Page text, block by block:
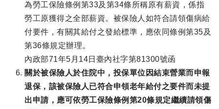
為勞工保險條例第33及第34條所稱原有薪資，係指
勞工原獲得之全部薪資。被保險人如符合請領傷病給
付要件，有關其給付之發給標準，應依同條例第35及
第36條規定辦理。
內政部71年5月14日臺內社字第81300號函
關於被保險人於住院中，投保單位因結束營業而申報
退保，該被保險人已符合申領老年給付之要件而未提
出申請，應可依勞工保險條例第20條規定繼續請領傷